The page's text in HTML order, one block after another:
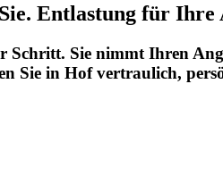
Entlastung für Ihre
Sie nimmt Ihren
Sie in Hof vertraulich,